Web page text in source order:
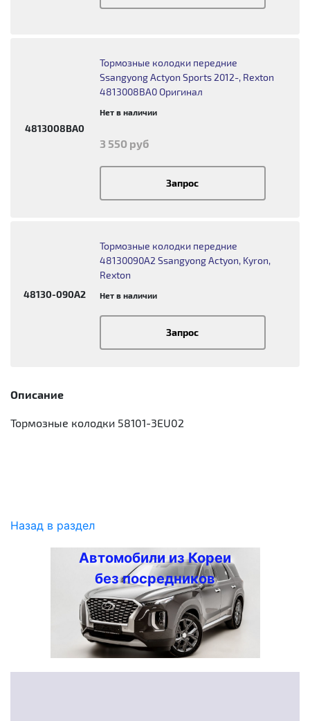
4813008BA0
Тормозные колодки передние
Ssangyong Actyon Sports 2012-, Rexton
4813008BA0 Оригинал
Нет в наличии
3 550 руб
Запрос
48130-090A2
Тормозные колодки передние
48130090A2 Ssangyong Actyon, Kyron,
Rexton
Нет в наличии
Запрос
Описание
Тормозные колодки 58101-3EU02
Назад в раздел
Автомобили из Кореи
без посредников